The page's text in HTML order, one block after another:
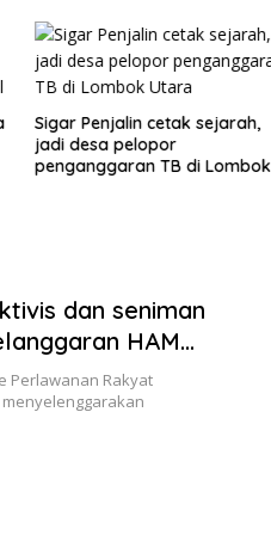
Sigar Penjalin cetak sejarah,
jadi desa pelopor
penganggaran TB di Lombok
dan seniman
HAM
Perlawanan Rakyat